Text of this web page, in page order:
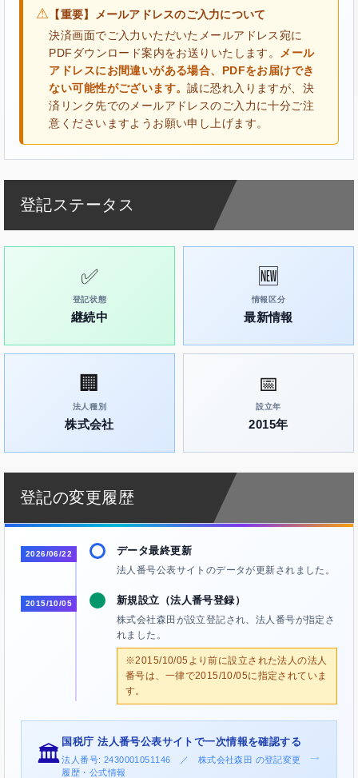
⚠ 【重要】メールアドレスのご入力について
決済画面でご入力いただいたメールアドレス宛に
PDFダウンロード案内をお送りいたします。
メール
アドレスにお間違いがある場合、PDFをお届けでき
ない可能性がございます。誠に恐れ入りますが、決
済リンク先でのメールアドレスのご入力に十分ご注
意くださいますようお願い申し上げます。
登記ステータス
✅
登記状態
継続中
🆕
情報区分
最新情報
🏢
法人種別
株式会社
📅
設立年
2015年
登記の変更履歴
2026/06/22 データ最終更新
法人番号公表サイトのデータが更新されました。
2015/10/05 新規設立（法人番号登録）
株式会社森田が設立登記され、法人番号が指定さ
れました。
※2015/10/05より前に設立された法人の法人
番号は、一律で2015/10/05に指定されていま
す。
🏛️
国税庁 法人番号公表サイトで一次情報を確認する
法人番号: 2430001051146 ／ 株式会社森田 の登記変更
履歴・公式情報
→